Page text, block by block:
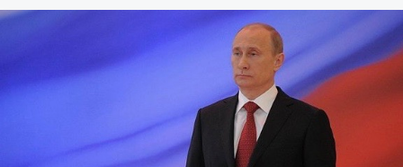
« MOSCOU
D’EXTRÊME-
DROITE »